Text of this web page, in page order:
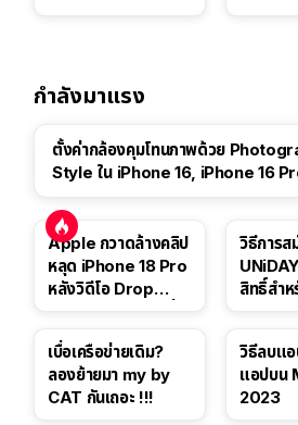
กำลังมาแรง
ตั้งค่ากล้องคุมโทนภาพด้วย
Style ใน iPhone 16, iPhone 16
Apple กวาดล้างคลิป
หลุด iPhone 18 Pro
หลังวิดีโอ Drop
วิธีการส
สิทธิ์สำ
เบื่อเครือข่ายเดิม?
ลองย้ายมา my by
CAT กันเถอะ !!!
วิธีลบแ
แอปบน
2023